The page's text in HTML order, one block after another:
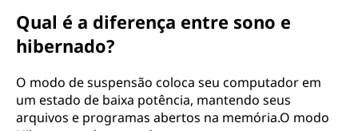
Qual é a diferença entre sono e
hibernado?
O modo de suspensão coloca seu computador em
um estado de baixa potência, mantendo seus
arquivos e programas abertos na memória.O modo